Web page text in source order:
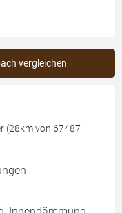
vergleichen
(28km von 67487